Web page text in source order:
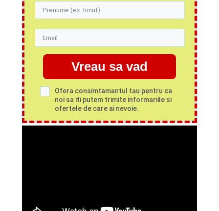
Vreau sa vad
Ofera consimtamantul tau pentru ca
noi sa iti putem trimite informariile si
ofertele de care ai nevoie.